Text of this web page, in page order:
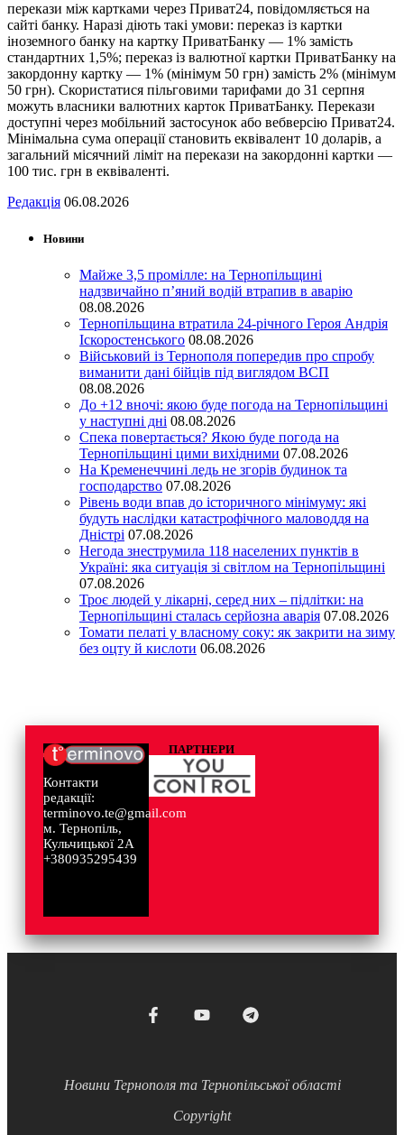
перекази між картками через Приват24, повідомляється на
сайті банку. Наразі діють такі умови: переказ із картки
іноземного банку на картку ПриватБанку — 1% замість
стандартних 1,5%; переказ із валютної картки ПриватБанку на
закордонну картку — 1% (мінімум 50 грн) замість 2% (мінімум
50 грн). Скористатися пільговими тарифами до 31 серпня
можуть власники валютних карток ПриватБанку. Перекази
доступні через мобільний застосунок або вебверсію Приват24.
Мінімальна сума операції становить еквівалент 10 доларів, а
загальний місячний ліміт на перекази на закордонні картки —
100 тис. грн в еквіваленті.
Редакція 06.08.2026
Новини
Майже 3,5 промілле: на Тернопільщині
надзвичайно п’яний водій втрапив в аварію
08.08.2026
Тернопільщина втратила 24-річного Героя Андрія
Іскоростенського 08.08.2026
Військовий із Тернополя попередив про спробу
виманити дані бійців під виглядом ВСП
08.08.2026
До +12 вночі: якою буде погода на Тернопільщині
у наступні дні 08.08.2026
Спека повертається? Якою буде погода на
Тернопільщині цими вихідними 07.08.2026
На Кременеччині ледь не згорів будинок та
господарство 07.08.2026
Рівень води впав до історичного мінімуму: які
будуть наслідки катастрофічного маловоддя на
Дністрі 07.08.2026
Негода знеструмила 118 населених пунктів в
Україні: яка ситуація зі світлом на Тернопільщині
07.08.2026
Троє людей у лікарні, серед них – підлітки: на
Тернопільщині сталась серйозна аварія 07.08.2026
Томати пелаті у власному соку: як закрити на зиму
без оцту й кислоти 06.08.2026
Контакти
редакції:
terminovo.te@gmail.com
м. Тернопіль,
Кульчицької 2А
+380935295439
ПАРТНЕРИ
Новини Тернополя та Тернопільської області
Copyright